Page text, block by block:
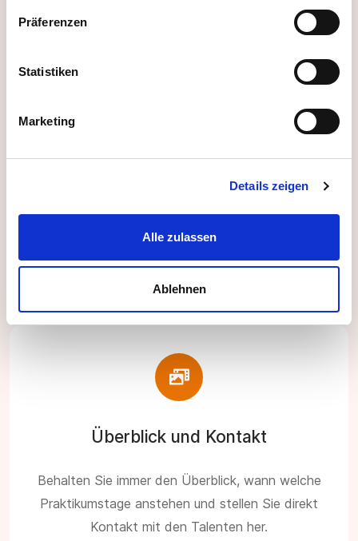
Präferenzen
Statistiken
Marketing
Details zeigen
Alle zulassen
Ablehnen
Passende Matches & Vorschläge
Erhalten Sie passende Vorschläge durch
Maximale Kapazität einstellbar
Überblick und Kontakt
Behalten Sie immer den Überblick, wann welche
Praktikumstage anstehen und stellen Sie direkt
Kontakt mit den Talenten her.